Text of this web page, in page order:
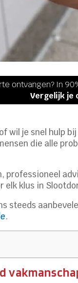
ontvangen? In
Vergelijk
wil je snel hulp
die alle
professioneel
elk klus in
steeds
.